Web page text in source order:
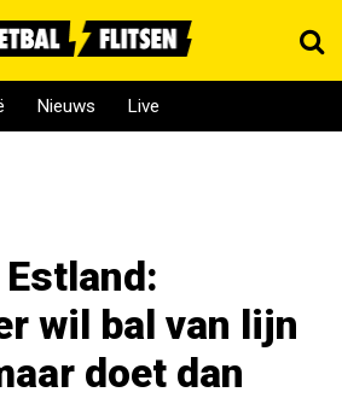
Nieuws Live
wil bal van lijn
doet dan